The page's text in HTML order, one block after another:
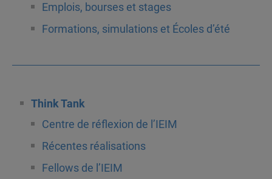
Emplois, bourses et stages
Formations, simulations et Écoles d’été
Think Tank
Centre de réflexion de l’IEIM
Récentes réalisations
Fellows de l’IEIM